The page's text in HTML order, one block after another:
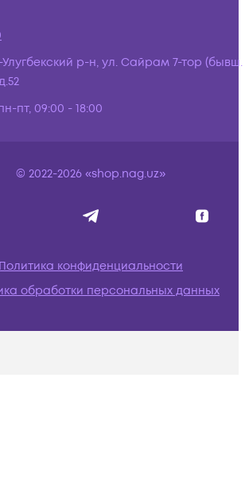
р-н, ул. Сайрам 7-тор (бывш.
пт, 09:00 - 18:00
© 2022-2026 «shop.nag.uz»
Политика конфиденциальности
обработки персональных данных